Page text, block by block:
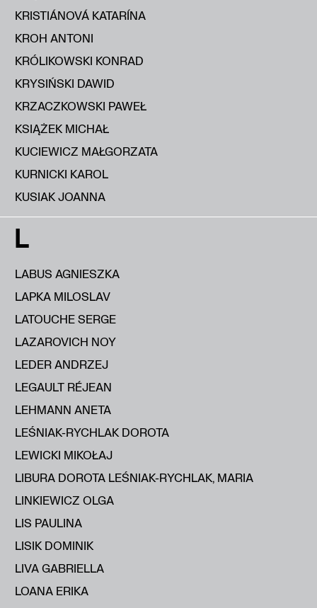
KRISTIÁNOVÁ KATARÍNA
KROH ANTONI
KRÓLIKOWSKI KONRAD
KRYSIŃSKI DAWID
KRZACZKOWSKI PAWEŁ
KSIĄŻEK MICHAŁ
KUCIEWICZ MAŁGORZATA
KURNICKI KAROL
KUSIAK JOANNA
L
LABUS AGNIESZKA
LAPKA MILOSLAV
LATOUCHE SERGE
LAZAROVICH NOY
LEDER ANDRZEJ
LEGAULT RÉJEAN
LEHMANN ANETA
LEŚNIAK-RYCHLAK DOROTA
LEWICKI MIKOŁAJ
LIBURA DOROTA LEŚNIAK-RYCHLAK, MARIA
LINKIEWICZ OLGA
LIS PAULINA
LISIK DOMINIK
LIVA GABRIELLA
LOANA ERIKA